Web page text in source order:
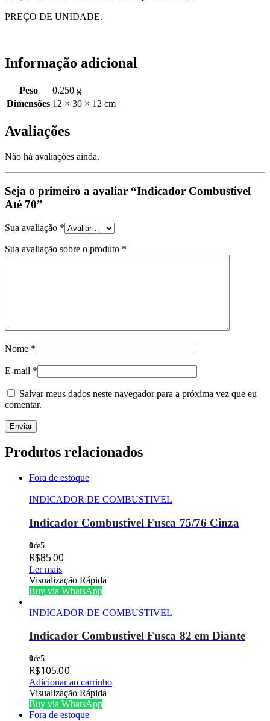
PREÇO DE UNIDADE.
Informação adicional
Peso
0.250 g
Dimensões 12 × 30 × 12 cm
Avaliações
Não há avaliações ainda.
Seja o primeiro a avaliar “Indicador Combustivel
Até 70”
Sua avaliação *
Sua avaliação sobre o produto *
Nome *
E-mail *
Salvar meus dados neste navegador para a próxima vez que eu
comentar.
Produtos relacionados
Fora de estoque
INDICADOR DE COMBUSTIVEL
Indicador Combustivel Fusca 75/76 Cinza
0de 5
R$85.00
Ler mais
Visualização Rápida
Buy via WhatsApp
INDICADOR DE COMBUSTIVEL
Indicador Combustivel Fusca 82 em Diante
0de 5
R$105.00
Adicionar ao carrinho
Visualização Rápida
Buy via WhatsApp
Fora de estoque